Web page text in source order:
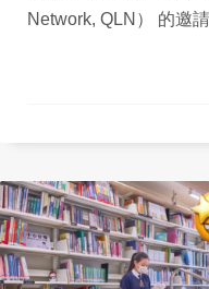
Network, QLN） 的邀